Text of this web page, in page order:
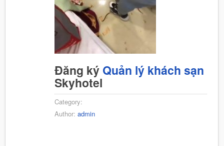
Đăng ký Quản lý khách sạn
Skyhotel
Category:
Author: admin